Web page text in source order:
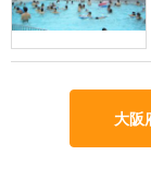
大阪